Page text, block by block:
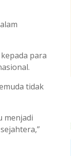
para
tidak
menjadi